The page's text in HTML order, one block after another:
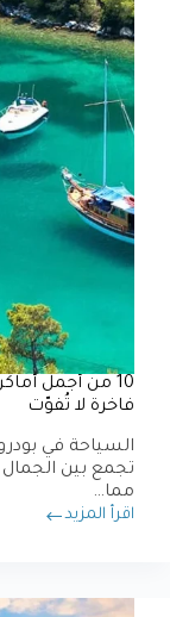
10 من أجمل
فاخرة لا تُفوّت
السياحة في
تجمع بين الجمال
مما…
اقرأ المزيد